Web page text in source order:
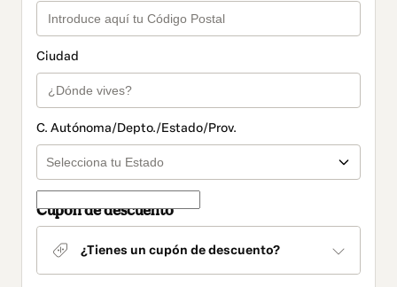
Ciudad
C. Autónoma/Depto./Estado/Prov.
Cupón de descuento
¿Tienes un cupón de descuento?